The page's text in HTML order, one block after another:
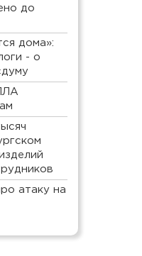
до
дома»:
- о
атаку на